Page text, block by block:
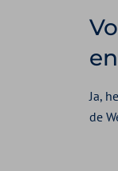
Ja,
de